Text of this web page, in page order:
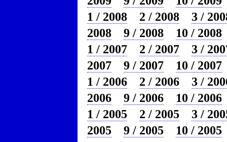
1 / 2008
2 / 2008
3 /
2008
9 / 2008
10 / 2008
1 / 2007
2 / 2007
3 /
2007
9 / 2007
10 / 2007
1 / 2006
2 / 2006
3 /
2006
9 / 2006
10 / 2006
1 / 2005
2 / 2005
3 /
2005
9 / 2005
10 / 2005